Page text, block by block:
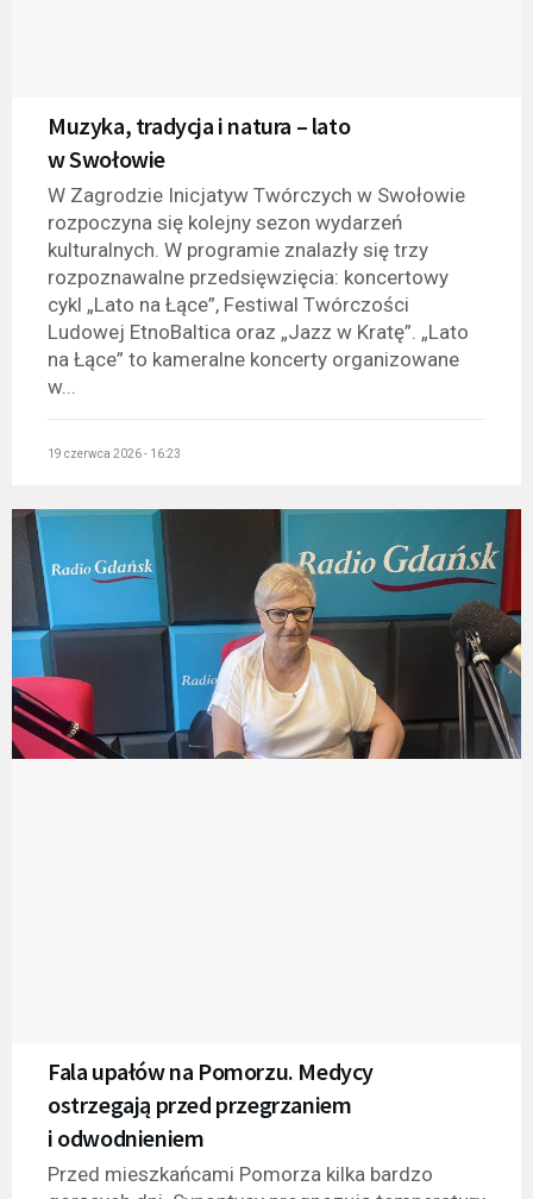
Muzyka, tradycja i natura – lato
w Swołowie
W Zagrodzie Inicjatyw Twórczych w Swołowie
rozpoczyna się kolejny sezon wydarzeń
kulturalnych. W programie znalazły się trzy
rozpoznawalne przedsięwzięcia: koncertowy
cykl „Lato na Łące”, Festiwal Twórczości
Ludowej EtnoBaltica oraz „Jazz w Kratę”. „Lato
na Łące” to kameralne koncerty organizowane
w...
19 czerwca 2026 - 16:23
Fala upałów na Pomorzu. Medycy
ostrzegają przed przegrzaniem
i odwodnieniem
Przed mieszkańcami Pomorza kilka bardzo